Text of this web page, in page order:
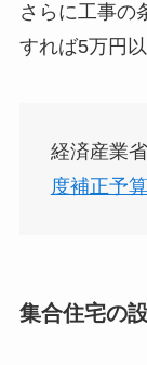
さらに工事の
すれば5万円
経済産業省
度補正予
集合住宅の